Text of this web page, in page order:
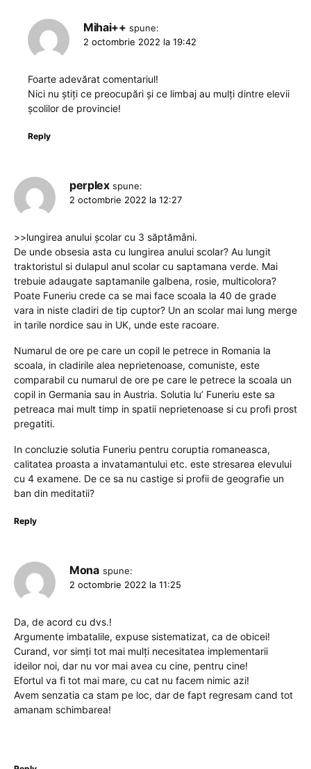
Mihai++ spune:
2 octombrie 2022 la 19:42
Foarte adevărat comentariul!
Nici nu știți ce preocupări și ce limbaj au mulți dintre elevii
școlilor de provincie!
Reply
perplex spune:
2 octombrie 2022 la 12:27
>>lungirea anului şcolar cu 3 săptămâni.
De unde obsesia asta cu lungirea anului scolar? Au lungit
traktoristul si dulapul anul scolar cu saptamana verde. Mai
trebuie adaugate saptamanile galbena, rosie, multicolora?
Poate Funeriu crede ca se mai face scoala la 40 de grade
vara in niste cladiri de tip cuptor? Un an scolar mai lung merge
in tarile nordice sau in UK, unde este racoare.
Numarul de ore pe care un copil le petrece in Romania la
scoala, in cladirile alea neprietenoase, comuniste, este
comparabil cu numarul de ore pe care le petrece la scoala un
copil in Germania sau in Austria. Solutia lu’ Funeriu este sa
petreaca mai mult timp in spatii neprietenoase si cu profi prost
pregatiti.
In concluzie solutia Funeriu pentru coruptia romaneasca,
calitatea proasta a invatamantului etc. este stresarea elevului
cu 4 examene. De ce sa nu castige si profii de geografie un
ban din meditatii?
Reply
Mona spune:
2 octombrie 2022 la 11:25
Da, de acord cu dvs.!
Argumente imbatalile, expuse sistematizat, ca de obicei!
Curand, vor simți tot mai mulți necesitatea implementarii
ideilor noi, dar nu vor mai avea cu cine, pentru cine!
Efortul va fi tot mai mare, cu cat nu facem nimic azi!
Avem senzatia ca stam pe loc, dar de fapt regresam cand tot
amanam schimbarea!